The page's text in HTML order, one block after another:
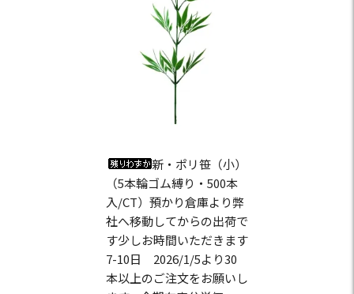
新・ポリ笹（小）
（5本輪ゴム縛り・500本
入/CT）預かり倉庫より弊
社へ移動してからの出荷で
す少しお時間いただきます
7-10日 2026/1/5より30
本以上のご注文をお願いし